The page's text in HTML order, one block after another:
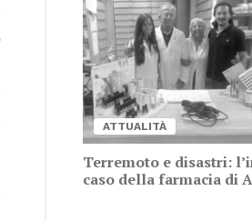
AT­TUA­LI­TÀ
Ter­re­mo­to e di­sa­stri:
caso del­la far­ma­cia di